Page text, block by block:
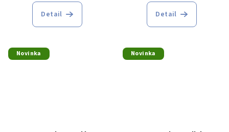
Detail Detail
Novinka Novinka